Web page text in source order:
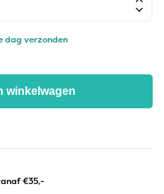
dag verzonden
winkelwagen
€35,-